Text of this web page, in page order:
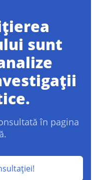
sunt
în pagina